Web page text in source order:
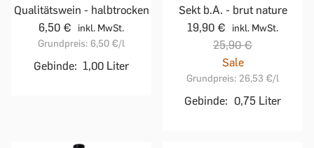
Qualitätswein - halbtrocken
6,50 €
inkl. MwSt.
Grundpreis: 6,50 €/l
Gebinde: 1,00 Liter
Sekt b.A. - brut nature
19,90 €
inkl. MwSt.
25,90 €
Sale
Grundpreis: 26,53 €/l
Gebinde: 0,75 Liter